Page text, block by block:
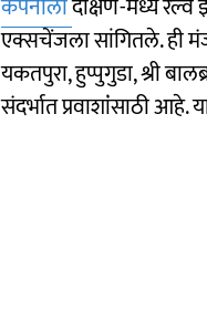
कंपनीलादक्षिण-मध्य रेल्वे
एक्सचेंजला सांगितले. ही
यकतपुरा, हुप्पुगुडा, श्री
संदर्भात प्रवाशांंसाठी